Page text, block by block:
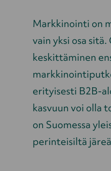
Markkinointi on
vain yksi osa
keskittäminen
erityisesti B2B-
kasvuun voi olla
on Suomessa
perinteisiltä